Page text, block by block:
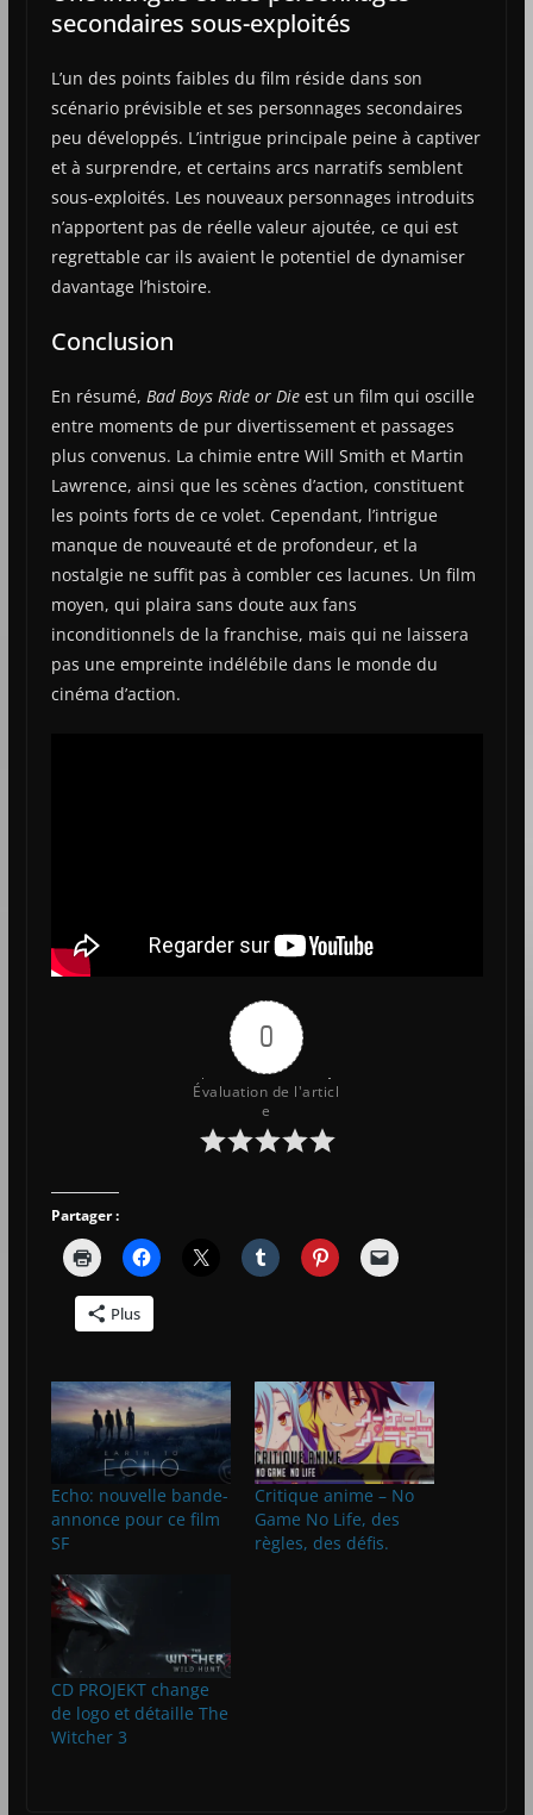
secondaires sous-exploités
L’un des points faibles du film réside dans son
scénario prévisible et ses personnages secondaires
peu développés. L’intrigue principale peine à captiver
et à surprendre, et certains arcs narratifs semblent
sous-exploités. Les nouveaux personnages introduits
n’apportent pas de réelle valeur ajoutée, ce qui est
regrettable car ils avaient le potentiel de dynamiser
davantage l’histoire.
Conclusion
En résumé, Bad Boys Ride or Dieest un film qui oscille
entre moments de pur divertissement et passages
plus convenus. La chimie entre Will Smith et Martin
Lawrence, ainsi que les scènes d’action, constituent
les points forts de ce volet. Cependant, l’intrigue
manque de nouveauté et de profondeur, et la
nostalgie ne suffit pas à combler ces lacunes. Un film
moyen, qui plaira sans doute aux fans
inconditionnels de la franchise, mais qui ne laissera
pas une empreinte indélébile dans le monde du
cinéma d’action.
0
Évaluation de l'articl
e
Partager :
Plus
Echo: nouvelle bande-
annonce pour ce film
SF
Critique anime – No
Game No Life, des
règles, des défis.
CD PROJEKT change
de logo et détaille The
Witcher 3